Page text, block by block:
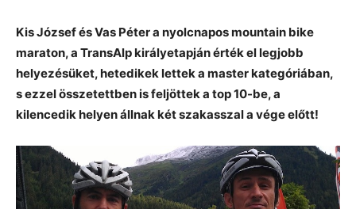
Kis József és Vas Péter a nyolcnapos mountain bike
maraton, a TransAlp királyetapján érték el legjobb
helyezésüket, hetedikek lettek a master kategóriában,
s ezzel összetettben is feljöttek a top 10-be, a
kilencedik helyen állnak két szakasszal a vége előtt!